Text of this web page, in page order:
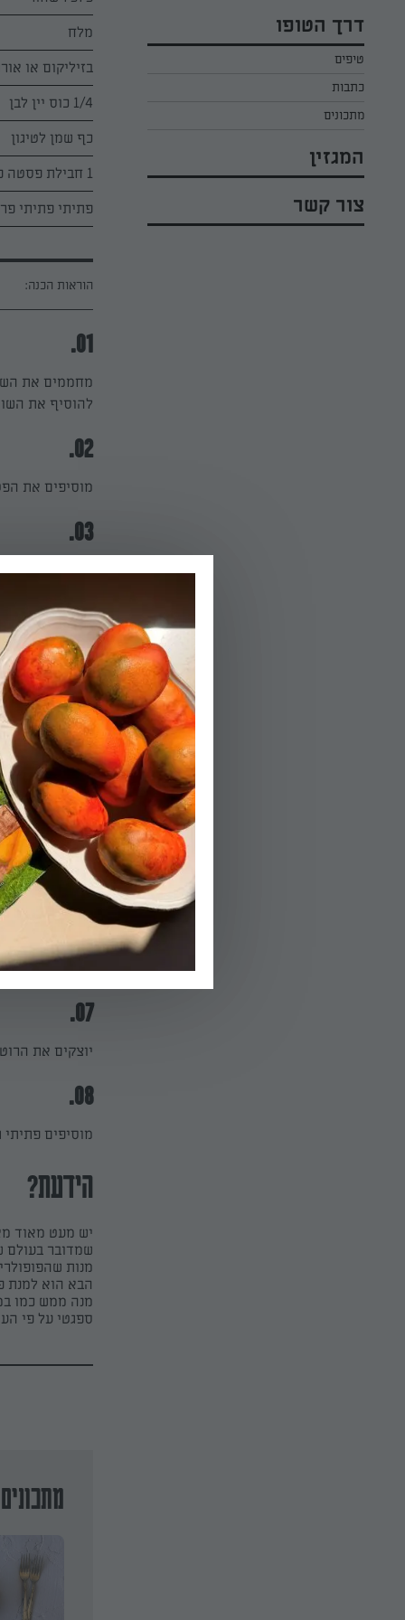
סלטים לפסח
עוגיות לפסח
קארין בנולול
מירי כהן
רובי מיכאל
דרך הטופו
טיפים
כתבות
מתכונים
המגזין
צור קשר
מלח
בזיליקום או
1/4 כוס יין לבן
כף שמן לטיגון
1 חבילת פסטה פטוצ'יני
פתיתי פתיתי
הוראות הכנה:
01.
מחממים את
להוסיף את
02.
מוסיפים את
03.
כאשר הפטריות
הפעלת טיימר
04.
מתבלים את
הפעלת טיימר
05.
מוסיפים את
מבשלים את
07.
יוצקים את
08.
מוסיפים
הידעת?
יש מעט מאוד
שמדובר בעולם
מנות
הבא הוא למנת
מנה ממש כמו
ספגטי על פי